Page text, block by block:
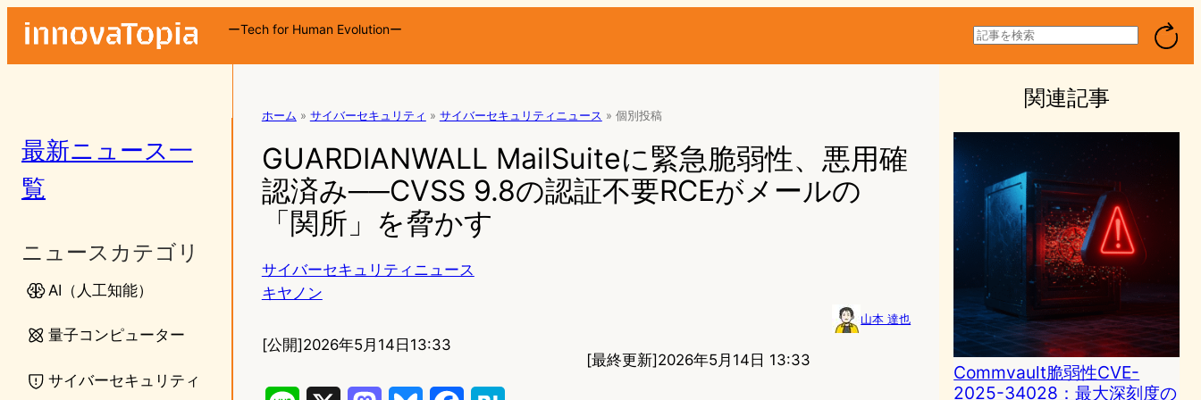
ーTech for Human Evolutionー
検
索
最新ニュース一
覧
ニュースカテゴリ
AI（人工知能）
量子コンピューター
サイバーセキュリティ
ホーム » サイバーセキュリティ » サイバーセキュリティニュース » 個別投稿
GUARDIANWALL MailSuiteに緊急脆弱性、悪用確
認済み──CVSS 9.8の認証不要RCEがメールの
「関所」を脅かす
サイバーセキュリティニュース
キヤノン
山本 達也
[公開]2026年5月14日13:33
[最終更新]2026年5月14日 13:33
関連記事
Commvault脆弱性CVE-
2025-34028：最大深刻度の